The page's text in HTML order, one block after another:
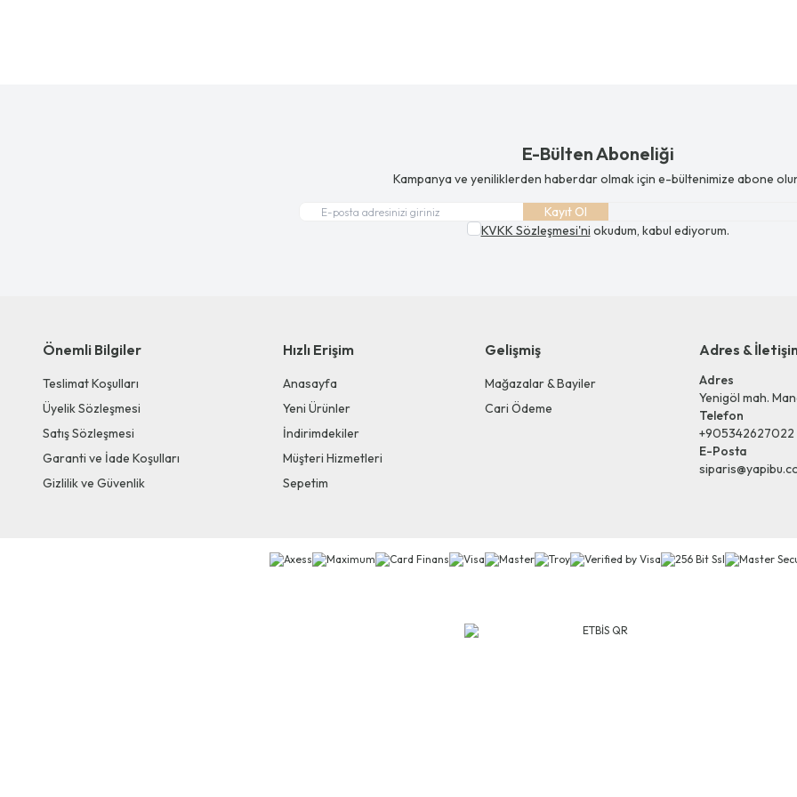
E-Bülten Aboneliği
Kampanya ve yeniliklerden haberdar olmak için e-bültenimize abone
Kayıt Ol
KVKK Sözleşmesi'ni okudum, kabul ediyorum.
Önemli Bilgiler
Teslimat Koşulları
Üyelik Sözleşmesi
Satış Sözleşmesi
Garanti ve İade Koşulları
Gizlilik ve Güvenlik
Hızlı Erişim
Anasayfa
Yeni Ürünler
İndirimdekiler
Müşteri Hizmetleri
Sepetim
Gelişmiş
Mağazalar & Bayiler
Cari Ödeme
Adres &
Adres
Yenigöl mah.
Telefon
+905342627022
E-Posta